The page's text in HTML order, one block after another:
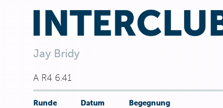
Jay Bridy
A R4 6.41
Runde Datum Begegnung